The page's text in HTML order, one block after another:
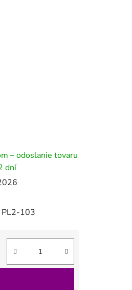
– odoslanie tovaru
dní
PL2-103